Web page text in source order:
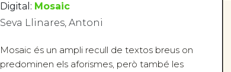
Digital: Mosaic
Seva Llinares, Antoni
Mosaic és un ampli recull de textos breus on
predominen els aforismes, però també les